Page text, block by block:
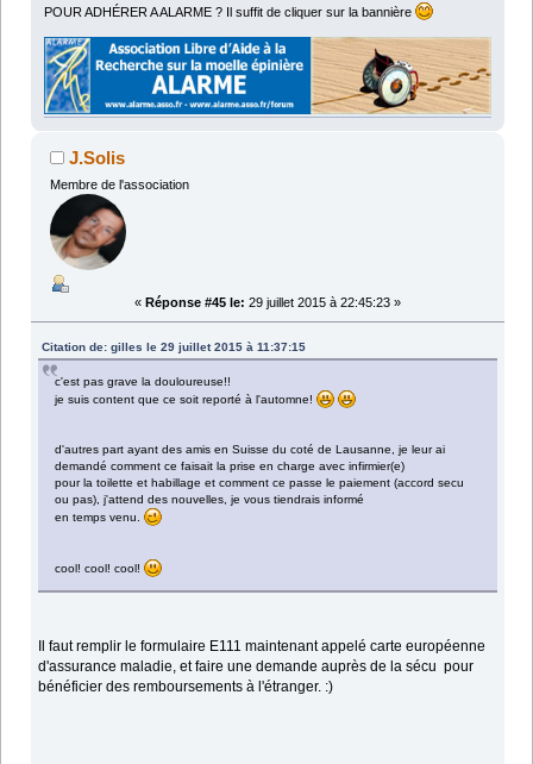
POUR ADHÉRER A ALARME ? Il suffit de cliquer sur la bannière
J.Solis
Membre de l'association
« Réponse #45 le: 29 juillet 2015 à 22:45:23 »
Citation de: gilles le 29 juillet 2015 à 11:37:15
c'est pas grave la douloureuse!!
je suis content que ce soit reporté à l'automne!
d'autres part ayant des amis en Suisse du coté de Lausanne, je leur ai
demandé comment ce faisait la prise en charge avec infirmier(e)
pour la toilette et habillage et comment ce passe le paiement (accord secu
ou pas), j'attend des nouvelles, je vous tiendrais informé
en temps venu.
cool! cool! cool!
Il faut remplir le formulaire E111 maintenant appelé carte européenne
d'assurance maladie, et faire une demande auprès de la sécu pour
bénéficier des remboursements à l'étranger. :)